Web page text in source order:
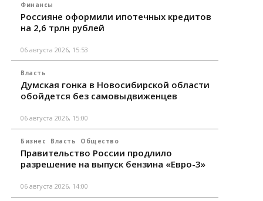
Финансы
Россияне оформили ипотечных кредитов
на 2,6 трлн рублей
06 августа 2026, 15:53
Власть
Думская гонка в Новосибирской области
обойдется без самовыдвиженцев
06 августа 2026, 15:00
Бизнес Власть Общество
Правительство России продлило
разрешение на выпуск бензина «Евро-3»
06 августа 2026, 14:00